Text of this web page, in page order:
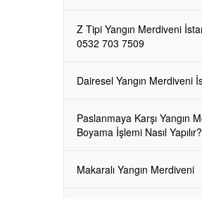
Z Tipi Yangın Merdiveni
0532 703 7509
Dairesel Yangın Merdiveni
Paslanmaya Karşı Yangın
Boyama İşlemi Nasıl Yapılır?
Makaralı Yangın Merdiveni